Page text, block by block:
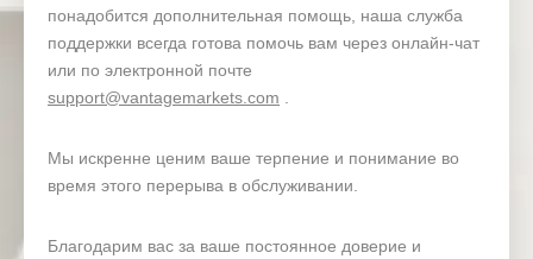
понадобится дополнительная помощь, наша служба
поддержки всегда готова помочь вам через онлайн-чат
или по электронной почте
support@vantagemarkets.com
Мы искренне ценим ваше терпение и понимание во
время этого перерыва в обслуживании.
Благодарим вас за ваше постоянное доверие и